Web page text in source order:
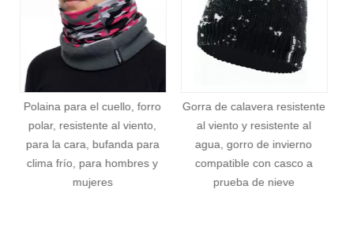
ellos remitirán su queja a nuestro equipo de quejas. Nuestro
equipo de quejas se ocupará de su queja de acuerdo con los
plazos establecidos anteriormente.
Gorra de calavera resistente
al viento y resistente al
agua, gorro de invierno
compatible con casco a
prueba de nieve
Gorro cálido con puños para
invierno, gorros resistentes
al viento con pliegues extra
cálidos de 9 cm